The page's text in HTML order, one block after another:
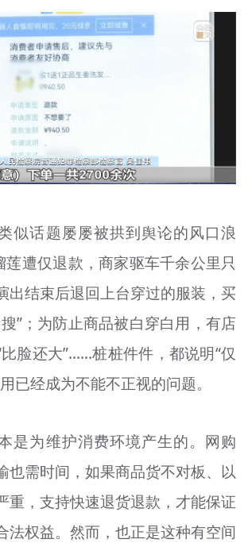
才
似话题屡屡被拱到舆论的风口浪
莲遭仅退款，商家驱车千余公里只
出结束后退回上台穿过的服装，买
”；为防止商品被白穿白用，有店
脸还大”……桩桩件件，都说明“仅
已经成为不能不正视的问题。
是为维护消费环境产生的。网购
也需时间，如果商品货不对板、以
重，支持快速退货退款，才能保证
法权益。然而，也正是这种有空间